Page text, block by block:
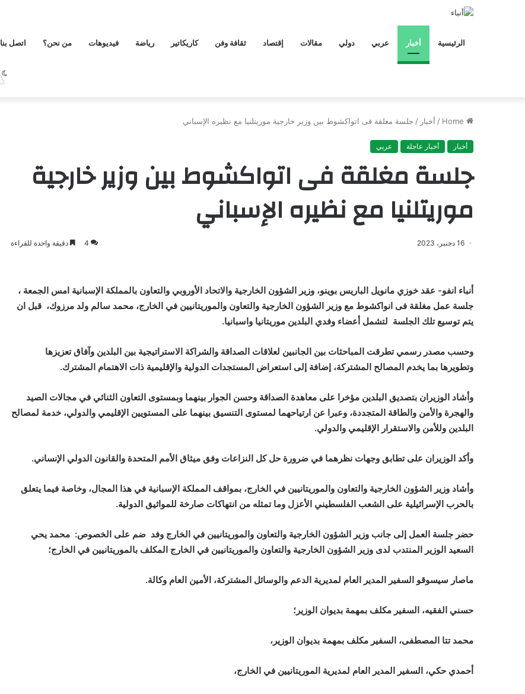
الرئيسية أخبار عربي دولي مقالات إقتصاد ثقافة وفن كاريكاتير رياضة فيديوهات من نحن؟ اتصل بنا
/ أخبار / جلسة مغلقة فى اتواكشوط بين وزير خارجية موريتلنيا مع نظيره الإسباني
أخبار أخبار عاجلة عربي
جلسة مغلقة فى اتواكشوط بين وزير خارجية
موريتلنيا مع نظيره الإسباني
16 دجنبر، 2023 4 دقيقة واحدة للقراءة
أنباء انفو- عقد خوزي مانويل الباريس بوينو، وزير الشؤون الخارجية والاتحاد الأوروبي والتعاون بالمملكة الإسبانية امس الجمعة ،
جلسة عمل مغلقة فى انواكشوط مع وزير الشؤون الخارجية والتعاون والموريتانيين في الخارج، محمد سالم ولد مرزوك، قبل ان
يتم توسيع تلك الجلسة لتشمل أعضاء وفدي البلدين موريتانيا واسبانيا.
وحسب مصدر رسمي تطرقت المباحثات بين الجانبين لعلاقات الصداقة والشراكة الاستراتيجية بين البلدين وآفاق تعزيزها
وتطويرها بما يخدم المصالح المشتركة، إضافة إلى استعراض المستجدات الدولية والإقليمية ذات الاهتمام المشترك.
وأشاد الوزيران بتصديق البلدين مؤخرا على معاهدة الصداقة وحسن الجوار بينهما وبمستوى التعاون الثنائي في مجالات الصيد
والهجرة والأمن والطاقة المتجددة، وعبرا عن ارتياحهما لمستوى التنسيق بينهما على المستويين الإقليمي والدولي، خدمة لمصالح
البلدين وللأمن والاستقرار الإقليمي والدولي.
وأكد الوزيران على تطابق وجهات نظرهما في ضرورة حل كل النزاعات وفق ميثاق الأمم المتحدة والقانون الدولي الإنساني.
وأشاد وزير الشؤون الخارجية والتعاون والموريتانيين في الخارج، بمواقف المملكة الإسبانية في هذا المجال، وخاصة فيما يتعلق
بالحرب الإسرائيلية على الشعب الفلسطيني الأعزل وما تمثله من انتهاكات صارخة للمواثيق الدولية.
حضر جلسة العمل إلى جانب وزير الشؤون الخارجية والتعاون والموريتانيين في الخارج وفد ضم على الخصوص: محمد يحي
السعيد الوزير المنتدب لدى وزير الشؤون الخارجية والتعاون والموريتانيين في الخارج المكلف بالموريتانيين في الخارج؛
ماصار سيسوقو السفير المدير العام لمديرية الدعم والوسائل المشتركة، الأمين العام وكالة.
حسني الفقيه، السفير مكلف بمهمة بديوان الوزير؛
محمد تتا المصطفى، السفير مكلف بمهمة بديوان الوزير،
أحمدي حكي، السفير المدير العام لمديرية الموريتانيين في الخارج،